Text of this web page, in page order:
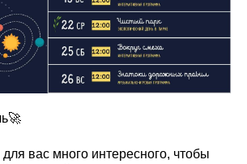
вас много интересного, чтобы